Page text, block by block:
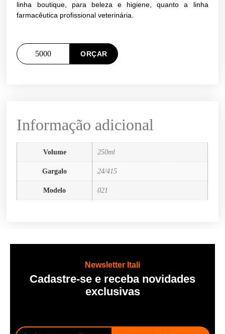
linha boutique, para beleza e higiene, quanto a linha
farmacêutica profissional veterinária.
ORÇAR
Informação adicional
Volume 250ml
Gargalo 24/415
Modelo 021
Newsletter Itali
Cadastre-se e receba novidades
exclusivas